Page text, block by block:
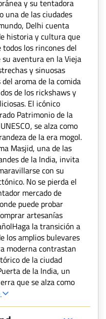
y su tentadora
una de las ciudades
Delhi cuenta
historia y cultura que
los rincones del
su aventura en la Vieja
y sinuosas
aroma de la comida
de los rickshaws y
El icónico
Patrimonio de la
se alza como
de la era mogol.
Masjid, una de las
de la India, invita
con su
No se pierda el
mercado de
puede probar
artesanías
la transición a
los amplios bulevares
moderna contrastan
de la ciudad
de la India, un
que se alza como